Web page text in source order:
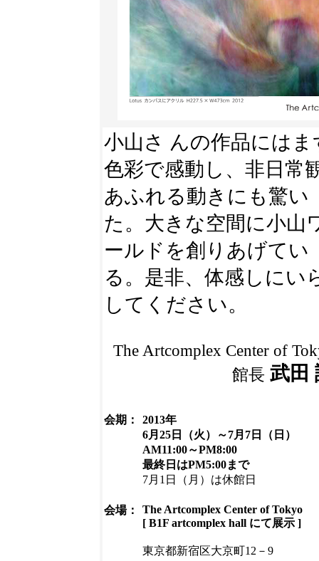
小山さ んの作品にはま
色彩で感動し、非日常
あふれる動きにも驚い
た。大きな空間に小山
ールドを創りあげてい
る。是非、体感しにい
してください。
The Artcomplex Center of
館長 武田
会期：
2013年
6月25日（火）～7月7日（日）
AM11:00～PM8:00
最終日はPM5:00まで
7月1日（月）は休館日
会場：
The Artcomplex Center of Tokyo
[ B1F artcomplex hall にて展示 ]
東京都新宿区大京町12－9